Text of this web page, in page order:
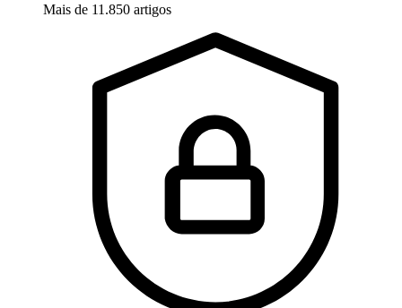
Mais de 11.850 artigos